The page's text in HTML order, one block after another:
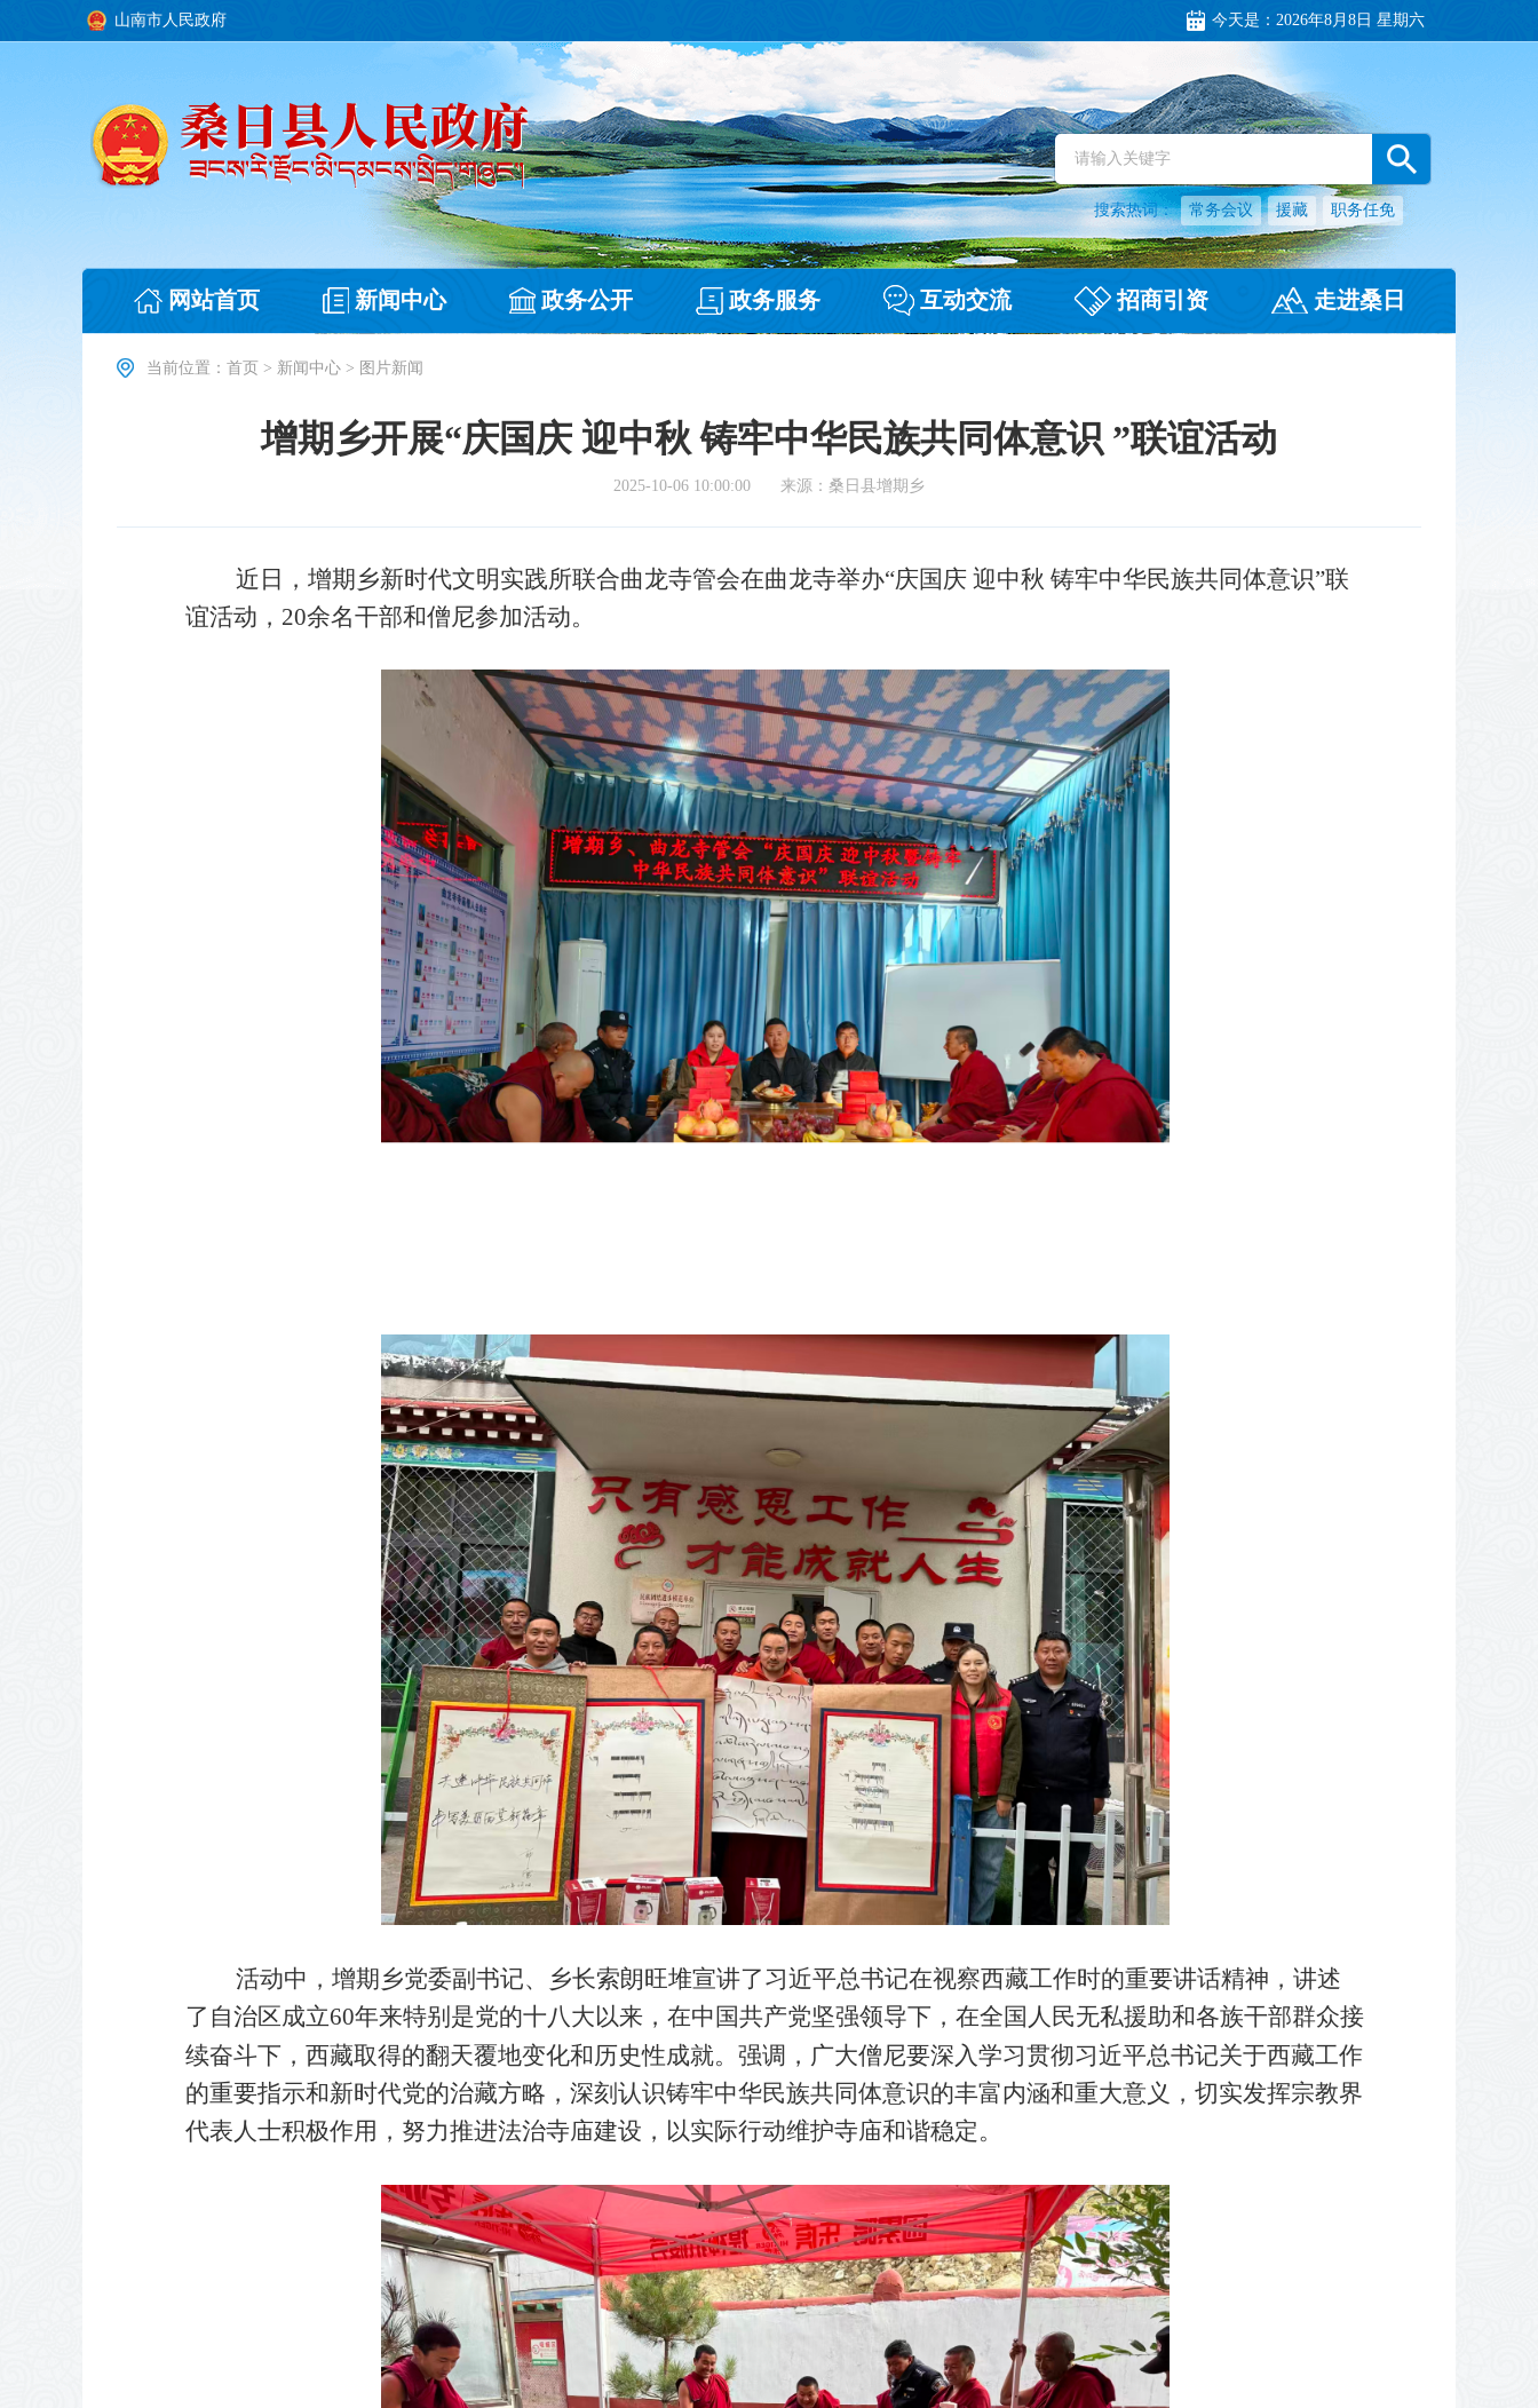
山南市人民政府 今天是： 2026年8月8日 星期六
搜索热词： 常务会议 援藏 职务任免
网站首页 新闻中心 政务公开 政务服务 互动交流 招商引资 走进桑日
当前位置： 首页 > 新闻中心 > 图片新闻
增期乡开展“庆国庆 迎中秋 铸牢中华民族共同体意识 ”联谊活动
2025-10-06 10:00:00 来源：桑日县增期乡
近日，增期乡新时代文明实践所联合曲龙寺管会在曲龙寺举办“庆国庆 迎中秋 铸牢中华民族共同体意识”联
谊活动，20余名干部和僧尼参加活动。
活动中，增期乡党委副书记、乡长索朗旺堆宣讲了习近平总书记在视察西藏工作时的重要讲话精神，讲述
了自治区成立60年来特别是党的十八大以来，在中国共产党坚强领导下，在全国人民无私援助和各族干部群众接
续奋斗下，西藏取得的翻天覆地变化和历史性成就。强调，广大僧尼要深入学习贯彻习近平总书记关于西藏工作
的重要指示和新时代党的治藏方略，深刻认识铸牢中华民族共同体意识的丰富内涵和重大意义，切实发挥宗教界
代表人士积极作用，努力推进法治寺庙建设，以实际行动维护寺庙和谐稳定。